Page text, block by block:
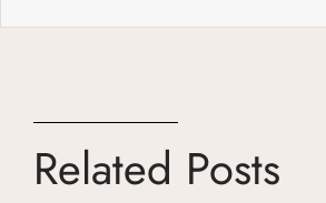
Related Posts